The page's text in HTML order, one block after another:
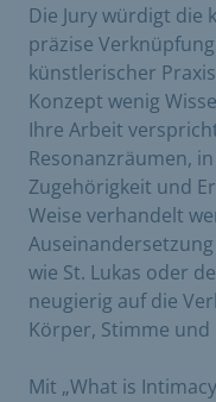
Die Jury würdigt die
präzise
künstlerischer
Konzept wenig
Ihre Arbeit
Resonanzräumen,
Zugehörigkeit und
Weise verhandelt
wie St. Lukas oder
neugierig auf die
Körper, Stimme und
Mit „What is